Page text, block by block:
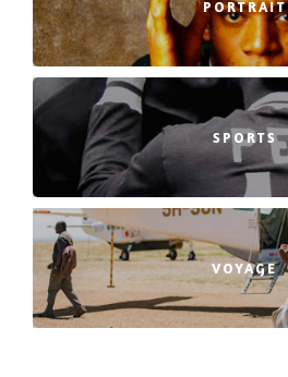
PORTRAIT
SPORTS
VOYAGE